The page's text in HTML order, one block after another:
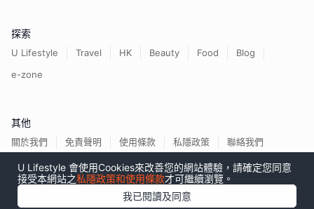
探索
U Lifestyle Travel HK Beauty Food
Blog
e-zone
其他
關於我們 免責聲明 使用條款 私隱政策 聯絡我們
2026
U Lifestyle 會使用Cookies來改善您的網站體驗，請確定您同意
接受本網站之私隱政策和使用條款才可繼續瀏覽。
我已閱讀及同意